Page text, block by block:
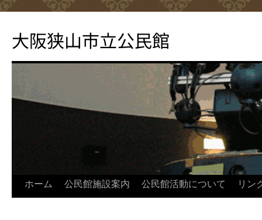
テ
ン
ッ
大阪狭山市立公民館
ホーム 公民館施設案内 公民館活動について リン